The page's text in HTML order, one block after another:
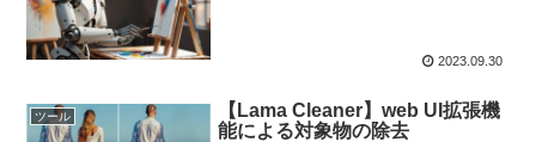
2023.09.30
ツール
【Lama Cleaner】web UI拡張機
能による対象物の除去